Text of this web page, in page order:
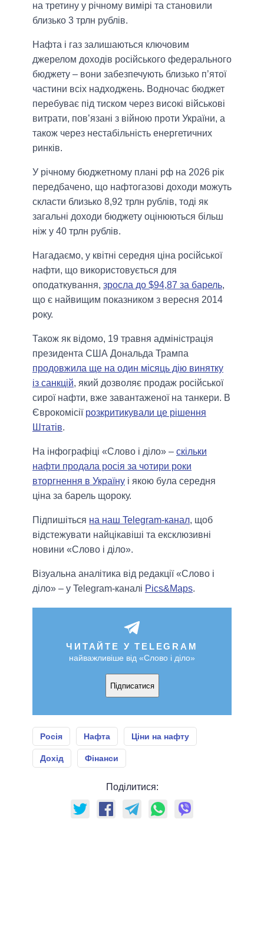
на третину у річному вимірі та становили
близько 3 трлн рублів.
Нафта і газ залишаються ключовим
джерелом доходів російського федерального
бюджету – вони забезпечують близько п’ятої
частини всіх надходжень. Водночас бюджет
перебуває під тиском через високі військові
витрати, пов’язані з війною проти України, а
також через нестабільність енергетичних
ринків.
У річному бюджетному плані рф на 2026 рік
передбачено, що нафтогазові доходи можуть
скласти близько 8,92 трлн рублів, тоді як
загальні доходи бюджету оцінюються більш
ніж у 40 трлн рублів.
Нагадаємо, у квітні середня ціна російської
нафти, що використовується для
оподаткування, зросла до $94,87 за барель,
що є найвищим показником з вересня 2014
року.
Також як відомо, 19 травня адміністрація
президента США Дональда Трампа
продовжила ще на один місяць дію винятку
із санкцій, який дозволяє продаж російської
сирої нафти, вже завантаженої на танкери. В
Єврокомісії розкритикували це рішення
Штатів.
На інфографіці «Слово і діло» – скільки
нафти продала росія за чотири роки
вторгнення в Україну і якою була середня
ціна за барель щороку.
Підпишіться на наш Telegram-канал, щоб
відстежувати найцікавіші та ексклюзивні
новини «Слово і діло».
Візуальна аналітика від редакції «Слово і
діло» – у Telegram-каналі Pics&Maps.
ЧИТАЙТЕ У TELEGRAM
найважливіше від «Слово і діло»
Підписатися
Росія Нафта Ціни на нафту
Дохід Фінанси
Поділитися: